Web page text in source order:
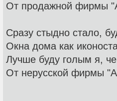
От продажной фирмы
Сразу стыдно стало,
Окна дома как
Лучше буду голым я,
От нерусской фирмы